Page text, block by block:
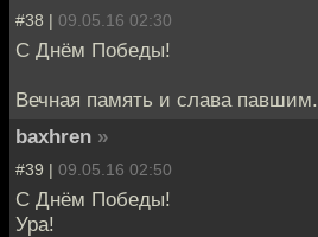
#38 | 09.05.16 02:30
С Днём Победы!
Вечная память и слава павшим.
baxhren »
#39 | 09.05.16 02:50
С Днём Победы!
Ура!